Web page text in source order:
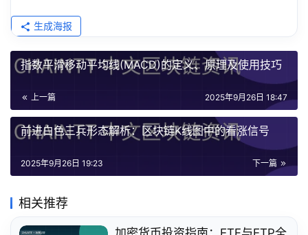
生成海报
指数平滑移动平均线(MACD)的定义、原理及使用技巧
上一篇 2025年9月26日 18:47
前进白色三兵形态解析：区块链K线图中的看涨信号
下一篇
2025年9月26日 19:23
相关推荐